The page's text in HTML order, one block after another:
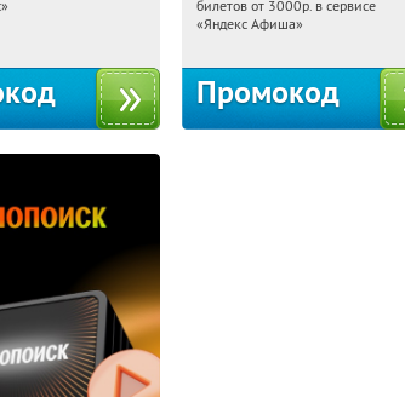
Россия
билетов от 3000р. в сервисе
«Яндекс Афиша»
Промокод